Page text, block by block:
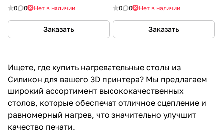
0 0 Нет в наличии
Заказать
0 0 Нет в наличии
Заказать
Ищете, где купить нагревательные столы из
Силикон для вашего 3D принтера? Мы предлагаем
широкий ассортимент высококачественных
столов, которые обеспечат отличное сцепление и
равномерный нагрев, что значительно улучшит
качество печати.